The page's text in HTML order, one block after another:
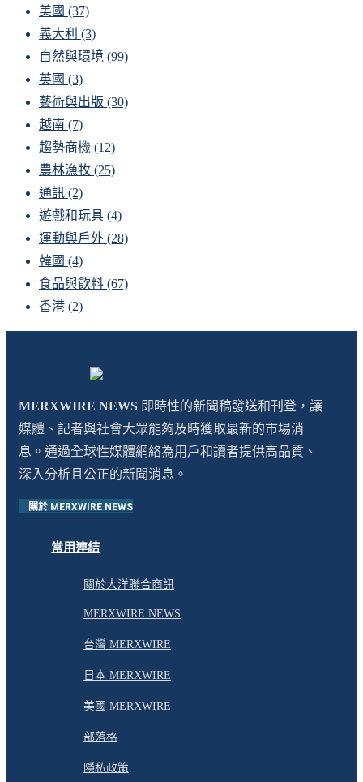
美國 (37)
義大利 (3)
自然與環境 (99)
英國 (3)
藝術與出版 (30)
越南 (7)
趨勢商機 (12)
農林漁牧 (25)
通訊 (2)
遊戲和玩具 (4)
運動與戶外 (28)
韓國 (4)
食品與飲料 (67)
香港 (2)
MERXWIRE NEWS 即時性的新聞稿發送和刊登，讓
媒體、記者與社會大眾能夠及時獲取最新的市場消
息。通過全球性媒體網絡為用戶和讀者提供高品質、
深入分析且公正的新聞消息。
關於 MERXWIRE NEWS
常用連結
關於大洋聯合商訊
MERXWIRE NEWS
台灣 MERXWIRE
日本 MERXWIRE
美國 MERXWIRE
部落格
隱私政策